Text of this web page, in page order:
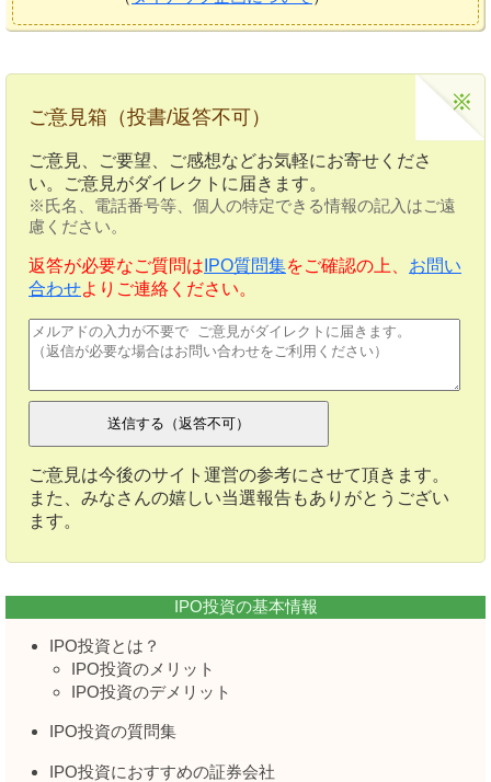
ご意見箱（投書/返答不可）
ご意見、ご要望、ご感想などお気軽にお寄せくださ
い。ご意見がダイレクトに届きます。
※氏名、電話番号等、個人の特定できる情報の記入はご遠
慮ください。
返答が必要なご質問は IPO質問集をご確認の上、 お問い
合わせよりご連絡ください。
ご意見は今後のサイト運営の参考にさせて頂きます。
また、みなさんの嬉しい当選報告もありがとうござい
ます。
IPO投資の基本情報
IPO投資とは？
IPO投資のメリット
IPO投資のデメリット
IPO投資の質問集
IPO投資におすすめの証券会社